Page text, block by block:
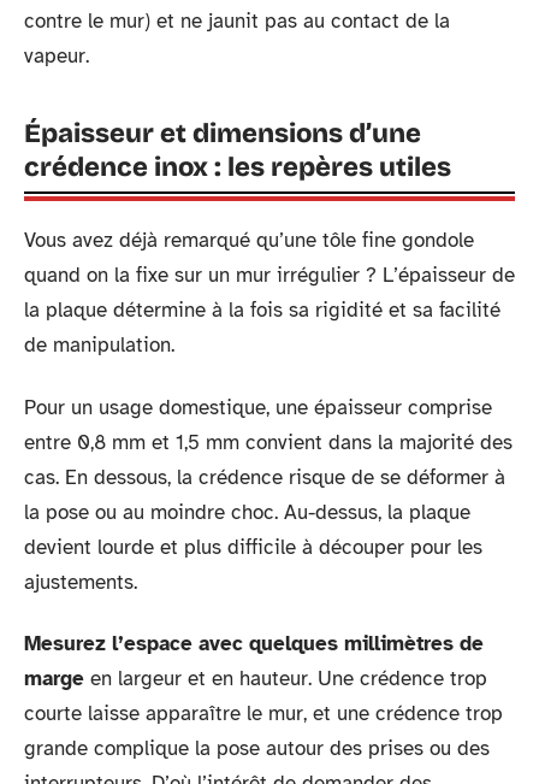
contre le mur) et ne jaunit pas au contact de la
vapeur.
Épaisseur et dimensions d’une
crédence inox : les repères utiles
Vous avez déjà remarqué qu’une tôle fine gondole
quand on la fixe sur un mur irrégulier ? L’épaisseur de
la plaque détermine à la fois sa rigidité et sa facilité
de manipulation.
Pour un usage domestique, une épaisseur comprise
entre 0,8 mm et 1,5 mm convient dans la majorité des
cas. En dessous, la crédence risque de se déformer à
la pose ou au moindre choc. Au-dessus, la plaque
devient lourde et plus difficile à découper pour les
ajustements.
Mesurez l’espace avec quelques millimètres de
marge en largeur et en hauteur. Une crédence trop
courte laisse apparaître le mur, et une crédence trop
grande complique la pose autour des prises ou des